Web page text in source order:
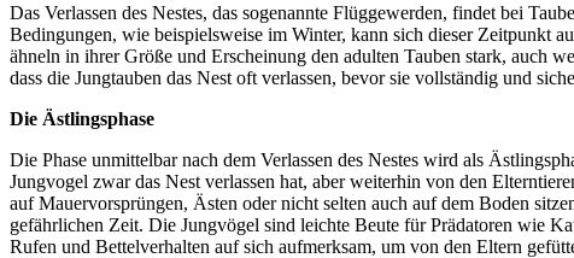
Das Verlassen des Nestes, das sogenannte Flüggewerden, findet bei
Bedingungen, wie beispielsweise im Winter, kann sich dieser Zeitpunkt
ähneln in ihrer Größe und Erscheinung den adulten Tauben stark, auch
dass die Jungtauben das Nest oft verlassen, bevor sie vollständig und
Die Ästlingsphase
Die Phase unmittelbar nach dem Verlassen des Nestes wird als
Jungvogel zwar das Nest verlassen hat, aber weiterhin von den
auf Mauervorsprüngen, Ästen oder nicht selten auch auf dem Boden
gefährlichen Zeit. Die Jungvögel sind leichte Beute für Prädatoren wie
Rufen und Bettelverhalten auf sich aufmerksam, um von den Eltern